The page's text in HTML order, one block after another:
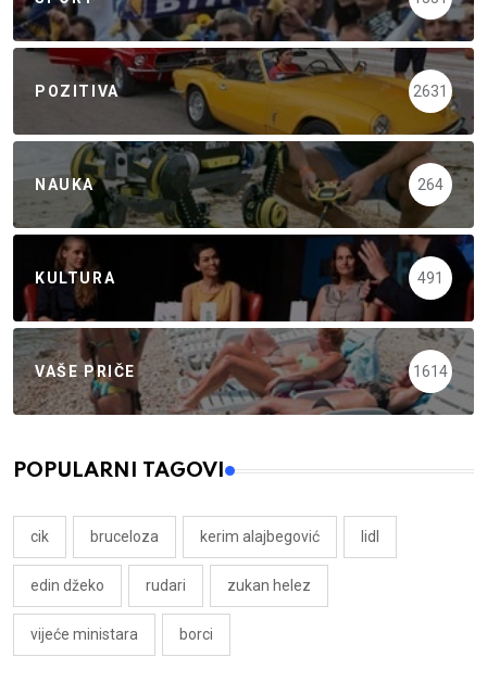
POZITIVA 2631
NAUKA 264
KULTURA 491
VAŠE PRIČE 1614
POPULARNI TAGOVI
cik bruceloza kerim alajbegović lidl
edin džeko rudari zukan helez
vijeće ministara borci